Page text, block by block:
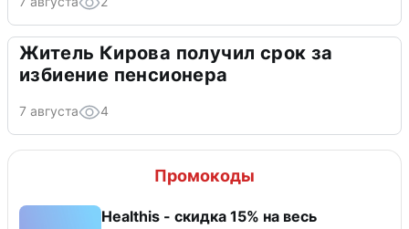
Житель Кирова получил срок за
избиение пенсионера
7 августа 4
Промокоды
Healthis - скидка 15% на весь